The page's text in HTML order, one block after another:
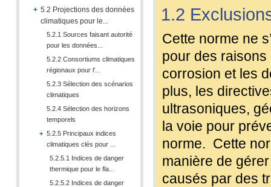
+ 5.2 Projections des données
climatiques pour le...
5.2.1 Sources faisant autorité
pour les données...
5.2.2 Consortiums climatiques
régionaux pour l'...
5.2.3 Sélection des scénarios
climatiques
5.2.4 Sélection des horizons
temporels
+ 5.2.5 Principaux indices
climatiques clés pour ...
5.2.5.1 Indices de danger
thermique pour le fla...
5.2.5.2 Indices de danger
1.2
Cette norme ne
pour des
corrosion et les
plus, les
ultrasoniques,
la voie pour
norme. Cette
manière de
causés par des